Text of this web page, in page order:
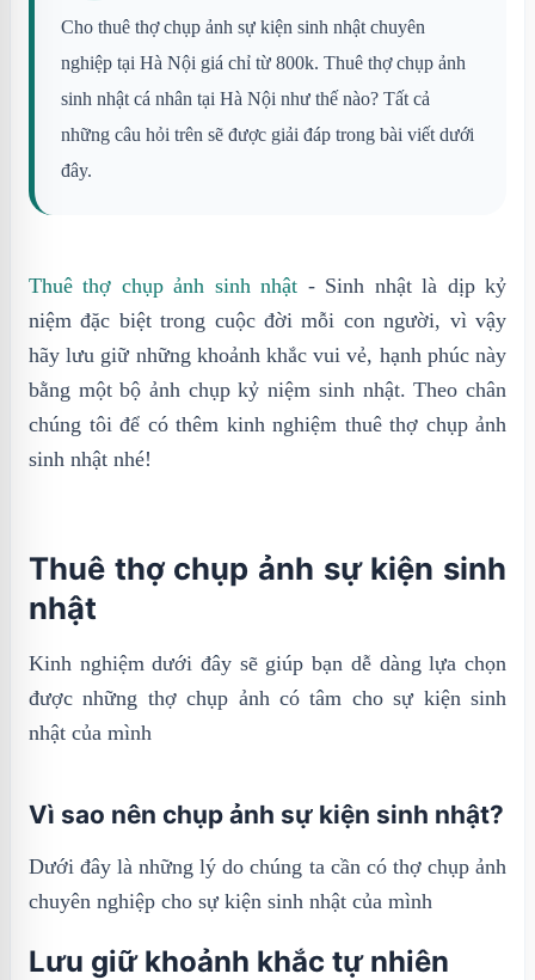
Cho thuê thợ chụp ảnh sự kiện sinh nhật chuyên
nghiệp tại Hà Nội giá chỉ từ 800k. Thuê thợ chụp ảnh
sinh nhật cá nhân tại Hà Nội như thế nào? Tất cả
những câu hỏi trên sẽ được giải đáp trong bài viết dưới
đây.
Thuê thợ chụp ảnh sinh nhật - Sinh nhật là dịp kỷ
niệm đặc biệt trong cuộc đời mỗi con người, vì vậy
hãy lưu giữ những khoảnh khắc vui vẻ, hạnh phúc này
bằng một bộ ảnh chụp kỷ niệm sinh nhật. Theo chân
chúng tôi để có thêm kinh nghiệm thuê thợ chụp ảnh
sinh nhật nhé!
Thuê thợ chụp ảnh sự kiện sinh
nhật
Kinh nghiệm dưới đây sẽ giúp bạn dễ dàng lựa chọn
được những thợ chụp ảnh có tâm cho sự kiện sinh
nhật của mình
Vì sao nên chụp ảnh sự kiện sinh nhật?
Dưới đây là những lý do chúng ta cần có thợ chụp ảnh
chuyên nghiệp cho sự kiện sinh nhật của mình
Lưu giữ khoảnh khắc tự nhiên